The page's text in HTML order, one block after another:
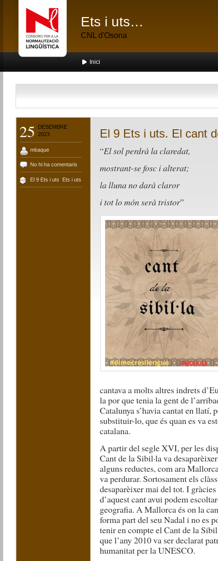
Ets i uts…
CNL d'Osona
Inici
25
DESEMBRE
2023
mbaque
No hi ha comentaris
El 9 Ets i uts Ets i uts
El 9 Ets i uts. El cant
“El sol perdrà la claredat,
mostrant-se fosc i alterat;
la lluna no darà claror
i tot lo món serà tristor”
cantava a molts altres indrets
la por que tenia la gent de
Catalunya s’havia cantat en
substituir-lo, que és quan es va
catalana.
A partir del segle XVI, per les
Cant de la Sibil·la va
alguns reductes, com ara
va perdurar. Sortosament els
desaparèixer mai del tot. I
d’aquest cant avui podem
geografia. A Mallorca és on la
forma part del seu Nadal i no es
tenir en compte el Cant de la
que l’any 2010 va ser declarat
humanitat per la UNESCO.